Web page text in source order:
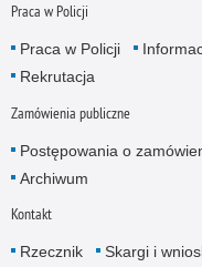
Praca w Policji
Praca w Policji
Rekrutacja
Zamówienia publiczne
Postępowania o
Archiwum
Kontakt
Rzecznik Skargi i